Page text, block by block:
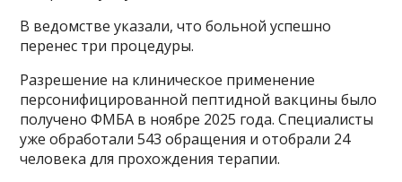
В ведомстве указали, что больной успешно
перенес три процедуры.
Разрешение на клиническое применение
персонифицированной пептидной вакцины было
получено ФМБА в ноябре 2025 года. Специалисты
уже обработали 543 обращения и отобрали 24
человека для прохождения терапии.